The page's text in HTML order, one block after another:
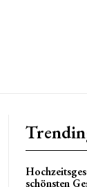
schönsten